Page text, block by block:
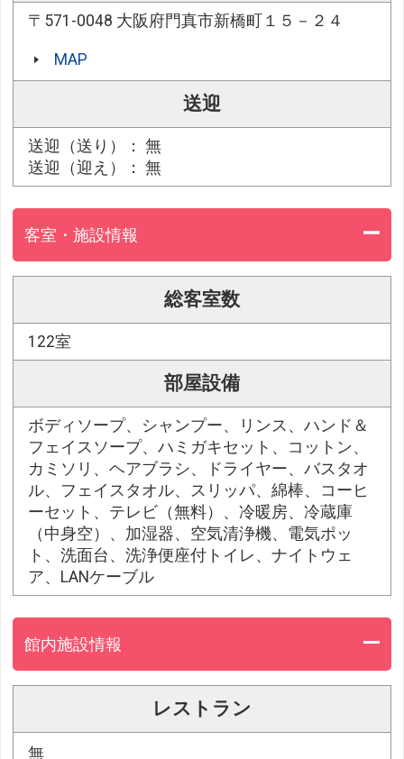
〒571-0048 大阪府門真市新橋町１５－２４
MAP
送迎
送迎（送り）： 無
送迎（迎え）： 無
客室・施設情報
総客室数
122室
部屋設備
ボディソープ、シャンプー、リンス、ハンド＆
フェイスソープ、ハミガキセット、コットン、
カミソリ、ヘアブラシ、ドライヤー、バスタオ
ル、フェイスタオル、スリッパ、綿棒、コーヒ
ーセット、テレビ（無料）、冷暖房、冷蔵庫
（中身空）、加湿器、空気清浄機、電気ポッ
ト、洗面台、洗浄便座付トイレ、ナイトウェ
ア、LANケーブル
館内施設情報
レストラン
無